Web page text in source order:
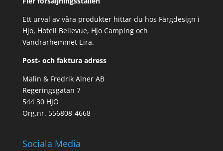
Ett urval av våra produkter hittar du hos Färgdesign i
Hjo, Hotell Bellevue, Hjo Camping och
Vandrarhemmet Eira.
Post- och faktura adress
Malin & Fredrik Alner AB
Regeringsgatan 7
544 30 HJO
Org.nr. 556808-4668
Sociala Media